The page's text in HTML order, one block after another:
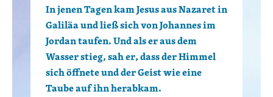
In jenen Tagen kam Jesus aus Nazaret in
Galiläa und ließ sich von Johannes im
Jordan taufen. Und als er aus dem
Wasser stieg, sah er, dass der Himmel
sich öffnete und der Geist wie eine
Taube auf ihn herabkam.